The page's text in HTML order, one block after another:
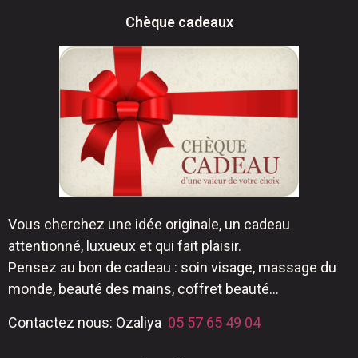
Chèque cadeaux
Vous cherchez une idée originale, un cadeau
attentionné, luxueux et qui fait plaisir.
Pensez au bon de cadeau : soin visage, massage du
monde, beauté des mains, coffret beauté…
Contactez nous: Ozaliya 05 57 65 49 04